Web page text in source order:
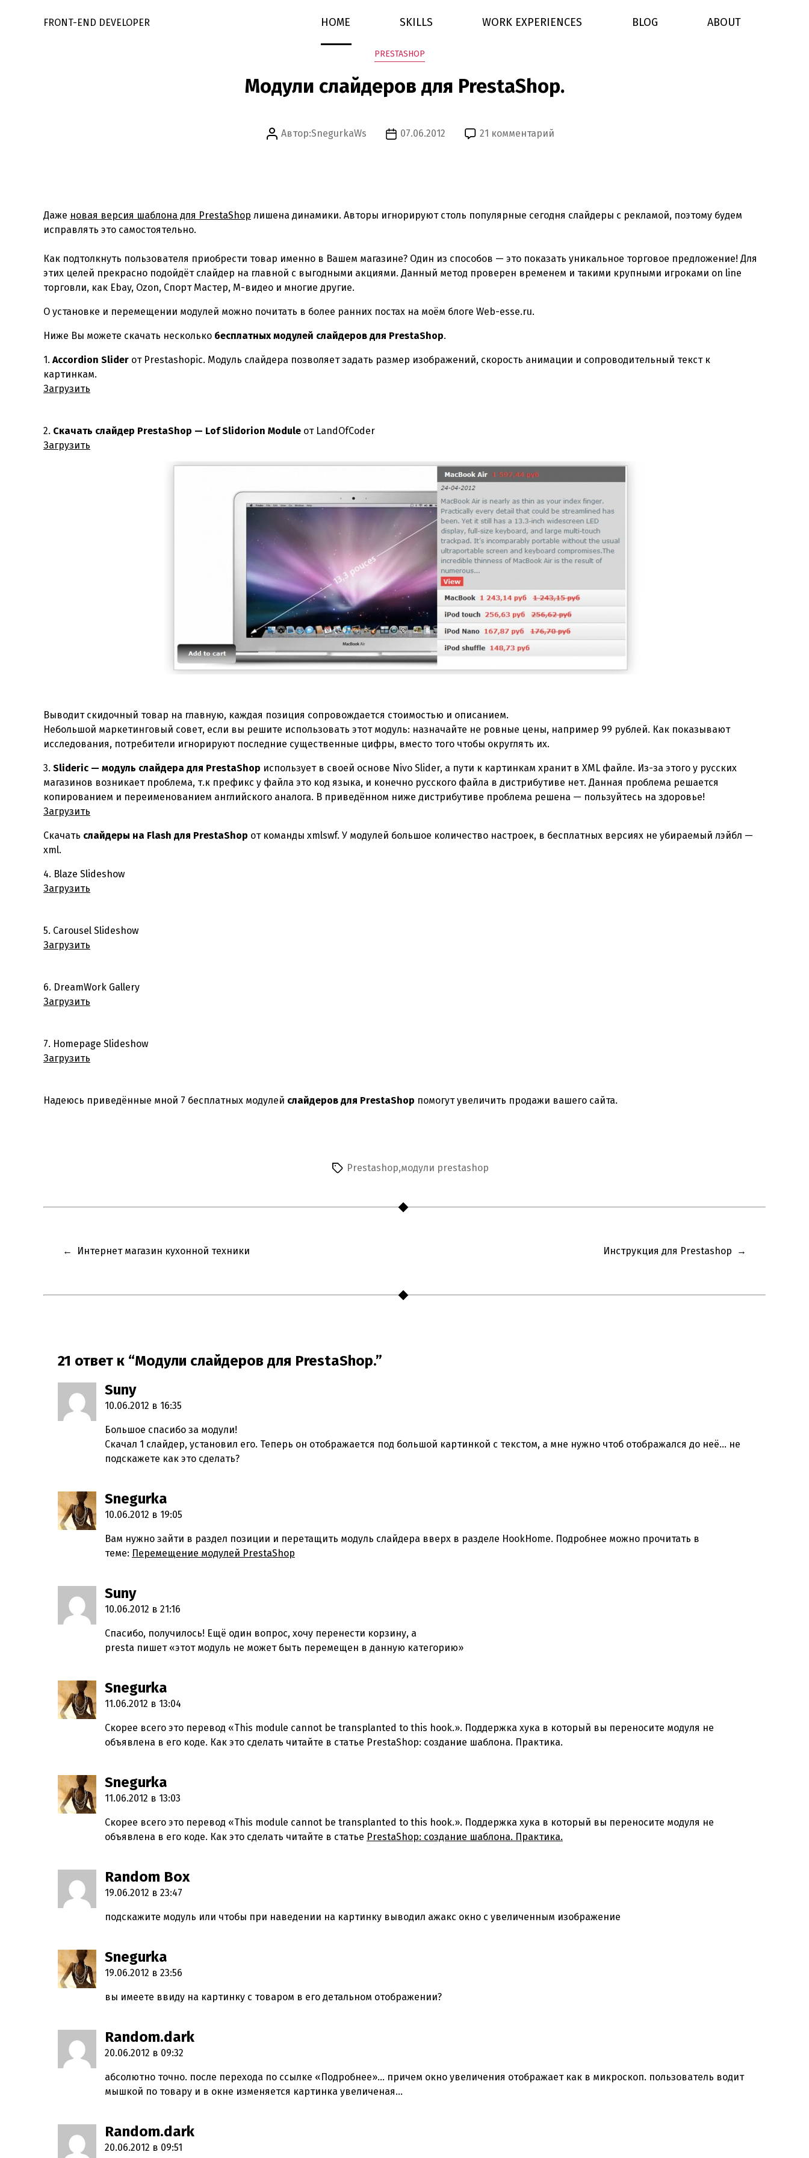
FRONT-END DEVELOPER HOME SKILLS WORK EXPERIENCES BLOG ABOUT
Рубрики
PRESTASHOP
Модули слайдеров для PrestaShop.
Автор
Автор:SnegurkaWs
Дата
07.06.2012 21 комментарий
Даже новая версия шаблона для PrestaShop лишена динамики. Авторы игнорируют столь популярные сегодня слайдеры с рекламой, поэтому будем
исправлять это самостоятельно.
Как подтолкнуть пользователя приобрести товар именно в Вашем магазине? Один из способов — это показать уникальное торговое предложение! Для
этих целей прекрасно подойдёт слайдер на главной с выгодными акциями. Данный метод проверен временем и такими крупными игроками on line
торговли, как Ebay, Ozon, Спорт Мастер, М-видео и многие другие.
О установке и перемещении модулей можно почитать в более ранних постах на моём блоге Web-esse.ru.
Ниже Вы можете скачать несколько бесплатных модулей слайдеров для PrestaShop.
1. Accordion Slider от Prestashopic. Модуль слайдера позволяет задать размер изображений, скорость анимации и сопроводительный текст к
картинкам.
Загрузить
2. Скачать слайдер PrestaShop — Lof Slidorion Module от LandOfCoder
Загрузить
Выводит скидочный товар на главную, каждая позиция сопровождается стоимостью и описанием.
Небольшой маркетинговый совет, если вы решите использовать этот модуль: назначайте не ровные цены, например 99 рублей. Как показывают
исследования, потребители игнорируют последние существенные цифры, вместо того чтобы округлять их.
3. Slideric — модуль слайдера для PrestaShop использует в своей основе Nivo Slider, а пути к картинкам хранит в XML файле. Из-за этого у русских
магазинов возникает проблема, т.к префикс у файла это код языка, и конечно русского файла в дистрибутиве нет. Данная проблема решается
копированием и переименованием английского аналога. В приведённом ниже дистрибутиве проблема решена — пользуйтесь на здоровье!
Загрузить
Скачать слайдеры на Flash для PrestaShop от команды xmlswf. У модулей большое количество настроек, в бесплатных версиях не убираемый лэйбл —
xml.
4. Blaze Slideshow
Загрузить
5. Carousel Slideshow
Загрузить
6. DreamWork Gallery
Загрузить
7. Homepage Slideshow
Загрузить
Надеюсь приведённые мной 7 бесплатных модулей слайдеров для PrestaShop помогут увеличить продажи вашего сайта.
Метки
Prestashop,модули prestashop
← Интернет магазин кухонной техники →
Инструкция для Prestashop
21 ответ к “Модули слайдеров для PrestaShop.”
Sunyпишет:
10.06.2012 в 16:35
Большое спасибо за модули!
Скачал 1 слайдер, установил его. Теперь он отображается под большой картинкой с текстом, а мне нужно чтоб отображался до неё… не
подскажете как это сделать?
Snegurka
10.06.2012 в 19:05
Вам нужно зайти в раздел позиции и перетащить модуль слайдера вверх в разделе HookHome. Подробнее можно прочитать в
теме: Перемещение модулей PrestaShop
Sunyпишет:
10.06.2012 в 21:16
Спасибо, получилось! Ещё один вопрос, хочу перенести корзину, а
presta пишет «этот модуль не может быть перемещен в данную категорию»
Snegurka
11.06.2012 в 13:04
Скорее всего это перевод «This module cannot be transplanted to this hook.». Поддержка хука в который вы переносите модуля не
объявлена в его коде. Как это сделать читайте в статье PrestaShop: создание шаблона. Практика.
Snegurka
11.06.2012 в 13:03
Скорее всего это перевод «This module cannot be transplanted to this hook.». Поддержка хука в который вы переносите модуля не
объявлена в его коде. Как это сделать читайте в статье PrestaShop: создание шаблона. Практика.
Random Boxпишет:
19.06.2012 в 23:47
подскажите модуль или чтобы при наведении на картинку выводил ажакс окно с увеличенным изображение
Snegurka
19.06.2012 в 23:56
вы имеете ввиду на картинку с товаром в его детальном отображении?
Random.darkпишет:
20.06.2012 в 09:32
абсолютно точно. после перехода по ссылке «Подробнее»… причем окно увеличения отображает как в микроскоп. пользователь водит
мышкой по товару и в окне изменяется картинка увеличеная…
Random.darkпишет:
20.06.2012 в 09:51